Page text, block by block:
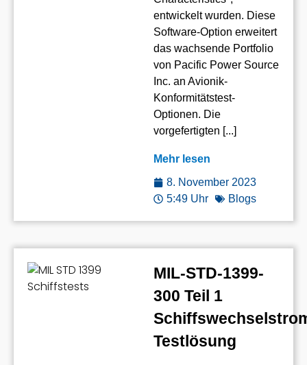
entwickelt wurden. Diese
Software-Option erweitert
das wachsende Portfolio
von Pacific Power Source
Inc. an Avionik-
Konformitätstest-
Optionen. Die
vorgefertigten [...]
Mehr lesen
8. November 2023
5:49 Uhr
Blogs
MIL-STD-1399-
300 Teil 1
Testlösung